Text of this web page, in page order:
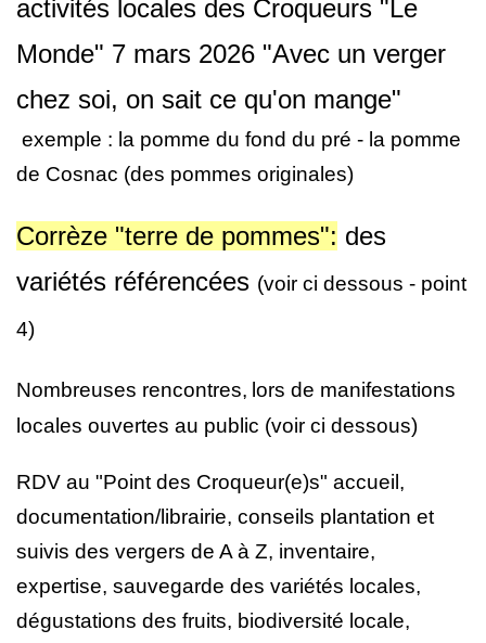
activités locales des Croqueurs "Le
Monde" 7 mars 2026 "Avec un verger
chez soi, on sait ce qu'on mange"
exemple : la pomme du fond du pré - la pomme
de Cosnac (des pommes originales)
Corrèze "terre de pommes": des
variétés référencées (voir ci dessous - point
4)
Nombreuses rencontres, lors de manifestations
locales ouvertes au public (voir ci dessous)
RDV au "Point des Croqueur(e)s" accueil,
documentation/librairie, conseils plantation et
suivis des vergers de A à Z, inventaire,
expertise, sauvegarde des variétés locales,
dégustations des fruits, biodiversité locale,